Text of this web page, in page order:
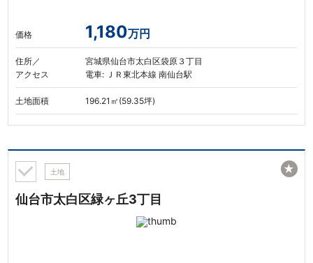
価格 1,180万円
住所／
アクセス
宮城県仙台市太白区袋原３丁目
電車: ＪＲ東北本線 南仙台駅
土地面積 196.21㎡(59.35坪)
土地
仙台市太白区緑ヶ丘3丁目
★